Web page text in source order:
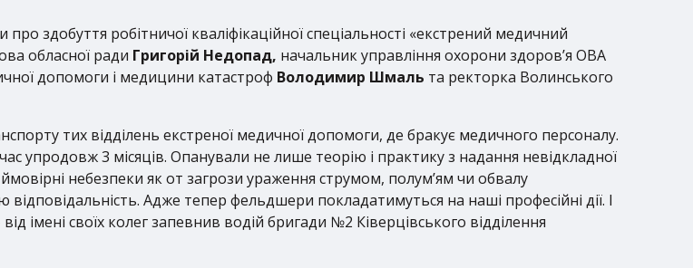
здобуття робітничої кваліфікаційної спеціальності «екстрений медичний
обласної ради Григорій Недопад, начальник управління охорони здоров’я ОВА
допомоги і медицини катастроф Володимир Шмаль та ректорка Волинського
тих відділень екстреної медичної допомоги, де бракує медичного персоналу.
упродовж 3 місяців. Опанували не лише теорію і практику з надання невідкладної
небезпеки як от загрози ураження струмом, полум’ям чи обвалу
Адже тепер фельдшери покладатимуться на наші професійні дії. І
своїх колег запевнив водій бригади №2 Ківерцівського відділення